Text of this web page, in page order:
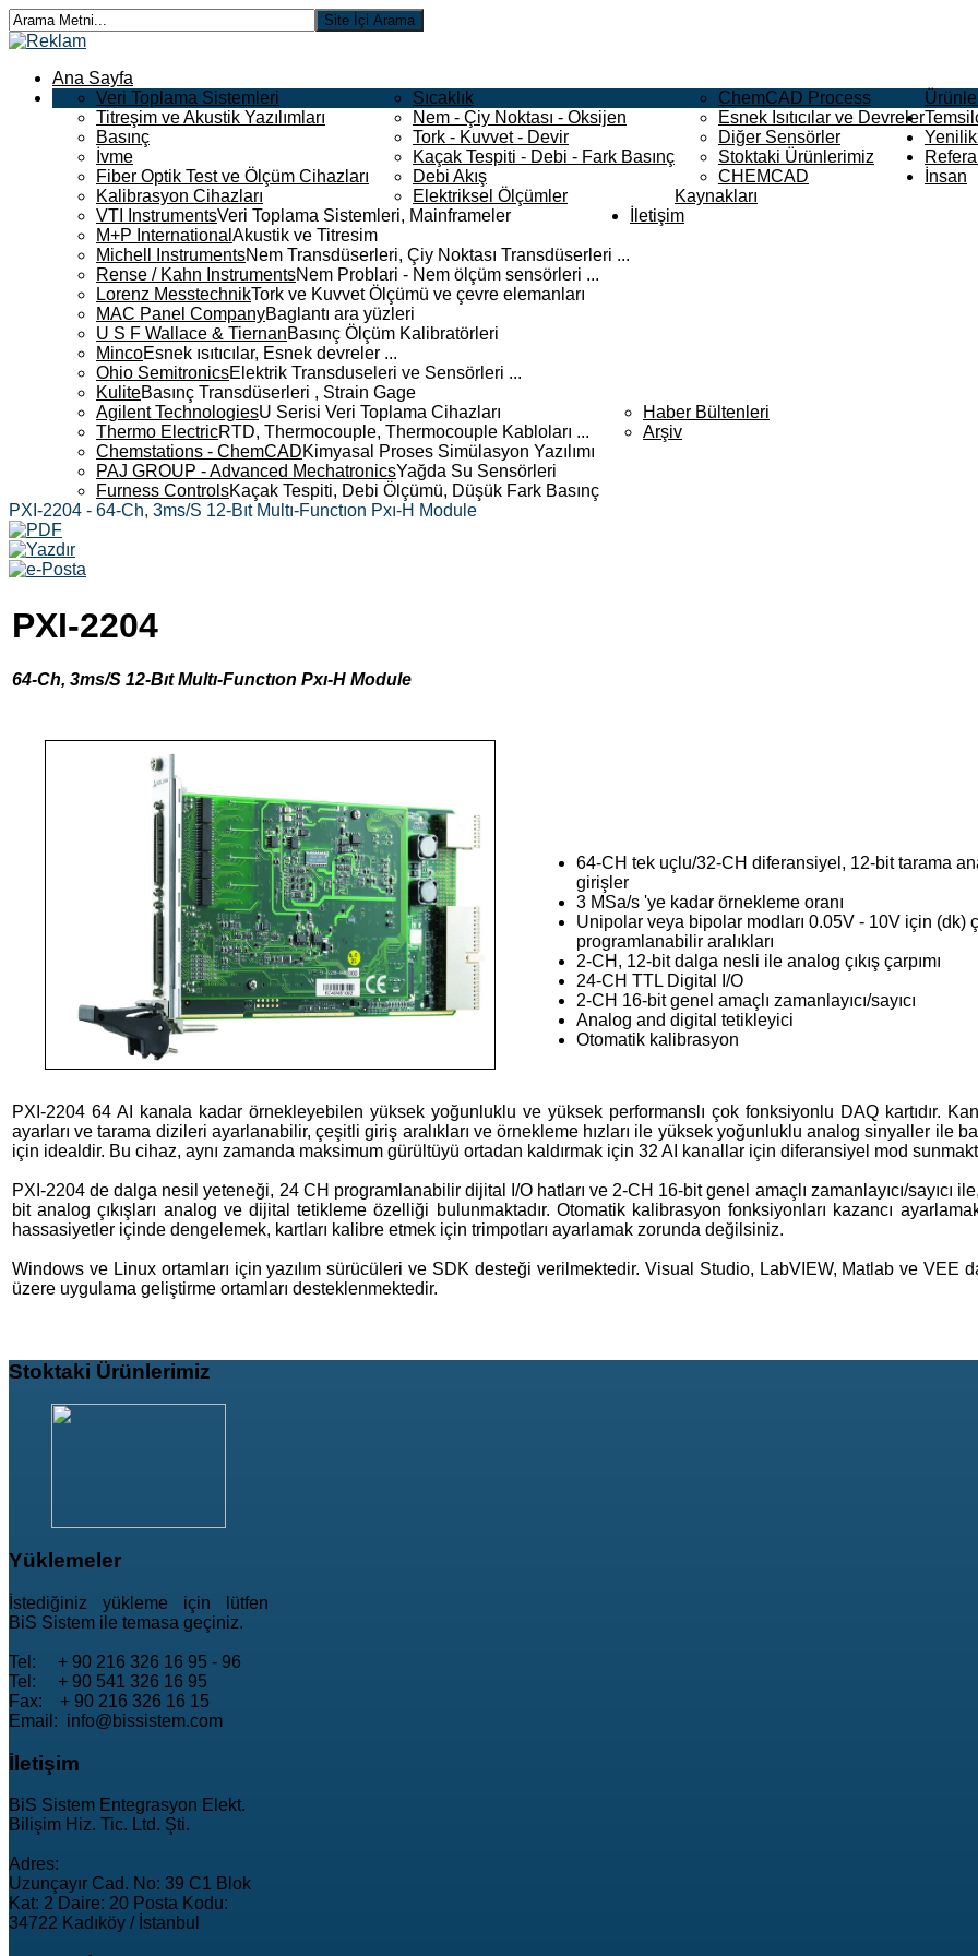
Ana Sayfa
Veri Toplama Sistemleri
Titreşim ve Akustik Yazılımları
Basınç
İvme
Fiber Optik Test ve Ölçüm Cihazları
Kalibrasyon Cihazları
Sıcaklık
Nem - Çiy Noktası - Oksijen
Tork - Kuvvet - Devir
Kaçak Tespiti - Debi - Fark Basınç
Debi Akış
Elektriksel Ölçümler
ChemCAD Process
Esnek Isıtıcılar ve Devreler
Diğer Sensörler
Stoktaki Ürünlerimiz
CHEMCAD
VTI InstrumentsVeri Toplama Sistemleri, Mainframeler
M+P International Akustik ve Titresim
Michell InstrumentsNem Transdüserleri, Çiy Noktası Transdüserleri ...
Rense / Kahn InstrumentsNem Problari - Nem ölçüm sensörleri ...
Lorenz MesstechnikTork ve Kuvvet Ölçümü ve çevre elemanları
MAC Panel CompanyBaglantı ara yüzleri
U S F Wallace & TiernanBasınç Ölçüm Kalibratörleri
MincoEsnek ısıtıcılar, Esnek devreler ...
Ohio SemitronicsElektrik Transduseleri ve Sensörleri ...
KuliteBasınç Transdüserleri , Strain Gage
Agilent TechnologiesU Serisi Veri Toplama Cihazları
Thermo ElectricRTD, Thermocouple, Thermocouple Kabloları ...
Chemstations - ChemCADKimyasal Proses Simülasyon Yazılımı
PAJ GROUP - Advanced MechatronicsYağda Su Sensörleri
Furness ControlsKaçak Tespiti, Debi Ölçümü, Düşük Fark Basınç
Haber Bültenleri
Arşiv
İnsan
Kaynakları
İletişim
PXI-2204 - 64-Ch, 3ms/S 12-Bıt Multı-Functıon Pxı-H Module
PXI-2204
64-Ch, 3ms/S 12-Bıt Multı-Functıon Pxı-H Module
64-CH tek uçlu/32-CH diferansiyel, 12-bit tarama
girişler
3 MSa/s 'ye kadar örnekleme oranı
Unipolar veya bipolar modları 0.05V - 10V için (dk)
programlanabilir aralıkları
2-CH, 12-bit dalga nesli ile analog çıkış çarpımı
24-CH TTL Digital I/O
2-CH 16-bit genel amaçlı zamanlayıcı/sayıcı
Analog and digital tetikleyici
Otomatik kalibrasyon
PXI-2204 64 AI kanala kadar örnekleyebilen yüksek yoğunluklu ve yüksek performanslı çok fonksiyonlu DAQ kartıdır.
ayarları ve tarama dizileri ayarlanabilir, çeşitli giriş aralıkları ve örnekleme hızları ile yüksek yoğunluklu analog sinyaller ile
için idealdir. Bu cihaz, aynı zamanda maksimum gürültüyü ortadan kaldırmak için 32 AI kanallar için diferansiyel mod
PXI-2204 de dalga nesil yeteneği, 24 CH programlanabilir dijital I/O hatları ve 2-CH 16-bit genel amaçlı zamanlayıcı/sayıcı
bit analog çıkışları analog ve dijital tetikleme özelliği bulunmaktadır. Otomatik kalibrasyon fonksiyonları kazancı
hassasiyetler içinde dengelemek, kartları kalibre etmek için trimpotları ayarlamak zorunda değilsiniz.
Windows ve Linux ortamları için yazılım sürücüleri ve SDK desteği verilmektedir. Visual Studio, LabVIEW, Matlab ve VEE
üzere uygulama geliştirme ortamları desteklenmektedir.
Stoktaki Ürünlerimiz
Yüklemeler
İstediğiniz yükleme için lütfen
BiS Sistem ile temasa geçiniz.
Tel: + 90 216 326 16 95 - 96
Tel: + 90 541 326 16 95
Fax: + 90 216 326 16 15
Email: info@bissistem.com
İletişim
BiS Sistem Entegrasyon Elekt.
Bilişim Hiz. Tic. Ltd. Şti.
Adres:
Uzunçayır Cad. No: 39 C1 Blok
Kat: 2 Daire: 20 Posta Kodu:
34722 Kadıköy / İstanbul